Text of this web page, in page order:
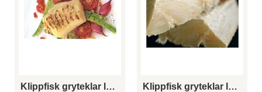
Klippfisk gryteklar loins Klippfisk gryteklar loins extra